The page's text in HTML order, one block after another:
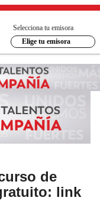
Selecciona tu emisora
Elige tu emisora
de
link